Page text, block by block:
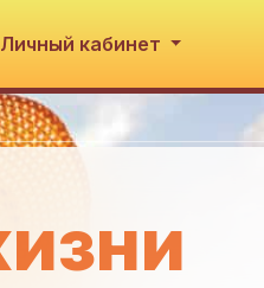
Личный кабинет